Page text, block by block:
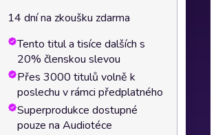
14 dní na zkoušku zdarma
Tento titul a tisíce dalších s
20% členskou slevou
Přes 3000 titulů volně k
poslechu v rámci předplatného
Superprodukce dostupné
pouze na Audiotéce